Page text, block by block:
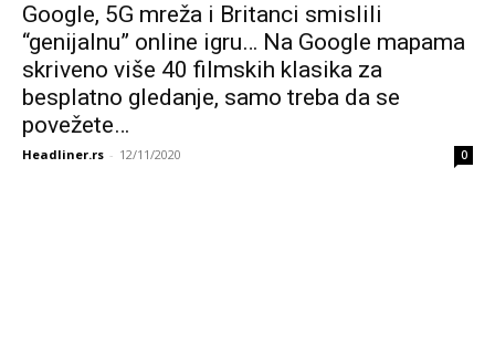
Google, 5G mreža i Britanci smislili
“genijalnu” online igru… Na Google mapama
skriveno više 40 filmskih klasika za
besplatno gledanje, samo treba da se
povežete…
Headliner.rs - 12/11/2020 0